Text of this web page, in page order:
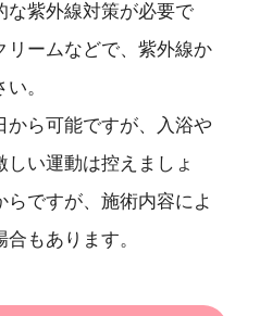
な紫外線対策が必要で
リームなどで、紫外線か
。
から可能ですが、入浴や
い運動は控えましょ
らですが、施術内容によ
もあります。